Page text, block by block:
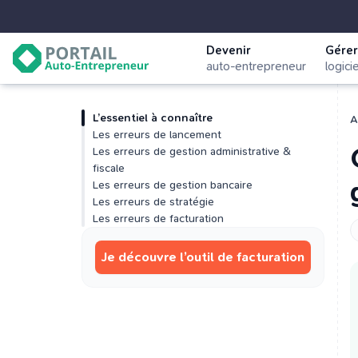
Devenir
auto-entrepreneur
Gérer
L’essentiel à connaître
Les erreurs de lancement
Les erreurs de gestion administrative &
fiscale
Les erreurs de gestion bancaire
Les erreurs de stratégie
Les erreurs de facturation
Je découvre l’outil de facturation